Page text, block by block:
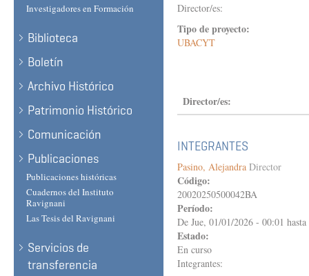
Investigadores en Formación
Biblioteca
Boletín
Archivo Histórico
Patrimonio Histórico
Comunicación
Publicaciones
Publicaciones históricas
Cuadernos del Instituto
Ravignani
Las Tesis del Ravignani
Servicios de
transferencia
Director/es:
Tipo de proyecto:
UBACYT
Director/es:
INTEGRANTES
Pasino, Alejandra Director
Código:
20020250500042BA
Período:
De Jue, 01/01/2026 - 00:01 hasta
Estado:
En curso
Integrantes: